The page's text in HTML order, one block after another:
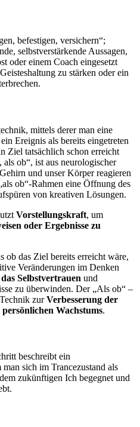
befestigen, versichern“;
selbstverstärkende Aussagen,
oder einem Coach eingesetzt
zu stärken oder ein
mittels derer man eine
Ereignis als bereits eingetreten
Ziel tatsächlich schon erreicht
ob“, ist aus neurologischer
und unser Körper reagieren
ob“-Rahmen eine Öffnung des
von kreativen Lösungen.
Vorstellungskraft, um
oder Ergebnisse zu
ob das Ziel bereits erreicht wäre,
Veränderungen im Denken
Selbstvertrauen und
zu überwinden. Der „Als ob“ –
zurVerbesserung der
Wachstums.
beschreibt ein
sich im Trancezustand als
zukünftigen Ich begegnet und